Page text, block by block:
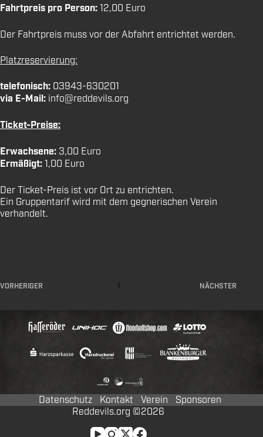
Fahrtpreis pro Person: 12,00 Euro
Der Fahrtpreis muss vor der Abfahrt entrichtet werden.
Platzreservierung:
telefonisch: 03943-630201
via E-Mail: info@reddevils.org
Ticket-Preise:
Erwachsene: 3,00 Euro
Ermäßigt: 1,00 Euro
Der Ticket-Preis ist vor Ort zu entrichten.
Ein Gruppentarif wird mit dem gegnerischen Verein
verhandelt.
VORHERIGER NÄCHSTER
Datenschutz Kontakt Verein
Sponsoren
Reddevils.org ©2026